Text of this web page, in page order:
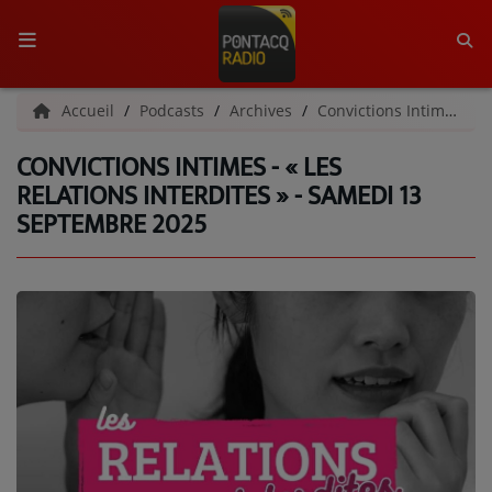
ACCUEIL
RADIO
QUI SOMMES-NOUS ?
L'ÉQUIPE
GRILLE DES PROGRAMMES
C'ÉTAIT QUOI CE TITRE ?
MÉDIAS
PODCASTS - SAISON 2026/2027
Accueil Podcasts Archives Convictions Intimes | Archives
CONVICTIONS INTIMES - « LES
RELATIONS INTERDITES » - SAMEDI 13
SEPTEMBRE 2025